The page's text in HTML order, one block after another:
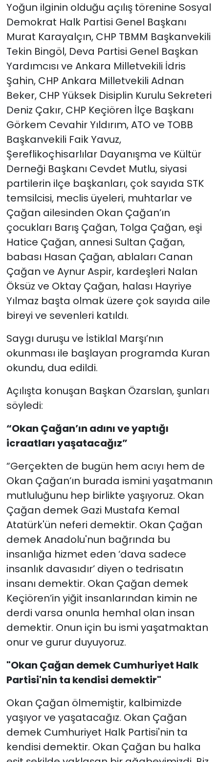
Yoğun ilginin olduğu açılış törenine Sosyal
Demokrat Halk Partisi Genel Başkanı
Murat Karayalçın, CHP TBMM Başkanvekili
Tekin Bingöl, Deva Partisi Genel Başkan
Yardımcısı ve Ankara Milletvekili İdris
Şahin, CHP Ankara Milletvekili Adnan
Beker, CHP Yüksek Disiplin Kurulu Sekreteri
Deniz Çakır, CHP Keçiören İlçe Başkanı
Görkem Cevahir Yıldırım, ATO ve TOBB
Başkanvekili Faik Yavuz,
Şereflikoçhisarlılar Dayanışma ve Kültür
Derneği Başkanı Cevdet Mutlu, siyasi
partilerin ilçe başkanları, çok sayıda STK
temsilcisi, meclis üyeleri, muhtarlar ve
Çağan ailesinden Okan Çağan’ın
çocukları Barış Çağan, Tolga Çağan, eşi
Hatice Çağan, annesi Sultan Çağan,
babası Hasan Çağan, ablaları Canan
Çağan ve Aynur Aspir, kardeşleri Nalan
Öksüz ve Oktay Çağan, halası Hayriye
Yılmaz başta olmak üzere çok sayıda aile
bireyi ve sevenleri katıldı.
Saygı duruşu ve İstiklal Marşı’nın
okunması ile başlayan programda Kuran
okundu, dua edildi.
Açılışta konuşan Başkan Özarslan, şunları
söyledi:
“Okan Çağan’ın adını ve yaptığı
icraatları yaşatacağız”
“Gerçekten de bugün hem acıyı hem de
Okan Çağan’ın burada ismini yaşatmanın
mutluluğunu hep birlikte yaşıyoruz. Okan
Çağan demek Gazi Mustafa Kemal
Atatürk'ün neferi demektir. Okan Çağan
demek Anadolu'nun bağrında bu
insanlığa hizmet eden ‘dava sadece
insanlık davasıdır’ diyen o tedrisatın
insanı demektir. Okan Çağan demek
Keçiören’in yiğit insanlarından kimin ne
derdi varsa onunla hemhal olan insan
demektir. Onun için bu ismi yaşatmaktan
onur ve gurur duyuyoruz.
"Okan Çağan demek Cumhuriyet Halk
Partisi'nin ta kendisi demektir"
Okan Çağan ölmemiştir, kalbimizde
yaşıyor ve yaşatacağız. Okan Çağan
demek Cumhuriyet Halk Partisi'nin ta
kendisi demektir. Okan Çağan bu halka